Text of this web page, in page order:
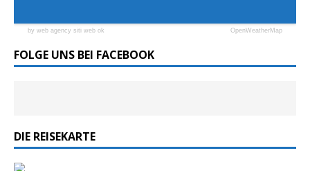
by web agency siti web ok OpenWeatherMap
FOLGE UNS BEI FACEBOOK
DIE REISEKARTE